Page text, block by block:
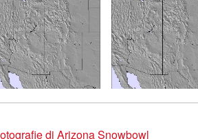
di Arizona Snowbowl